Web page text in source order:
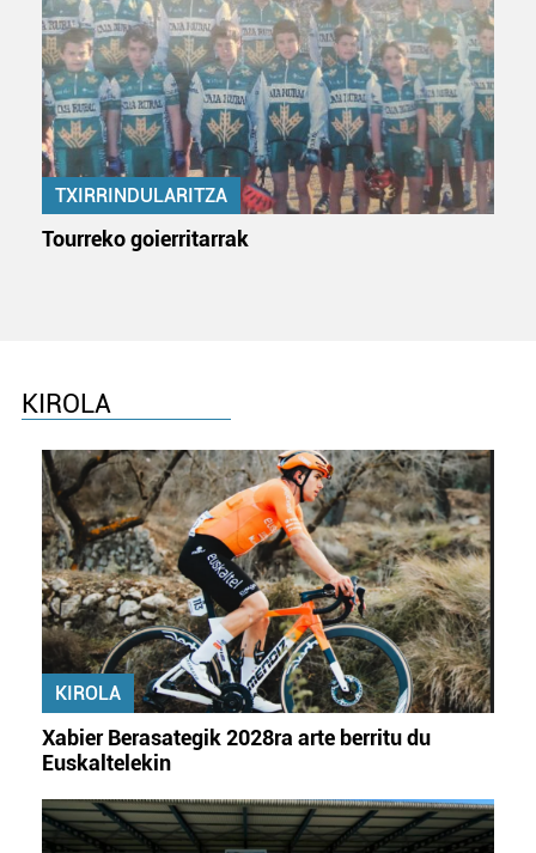
zerbitzuak hobetzeko asmoz, cookie teknologiaz
baliatzen gara. Ohar hau onartuz gero, teknologia hori
erabiltzeko baimen esplizitua ematen diguzu.Gehiago
irakurri
TXIRRINDULARITZA
Tourreko goierritarrak
KIROLA
KIROLA
Xabier Berasategik 2028ra arte berritu du
Euskaltelekin